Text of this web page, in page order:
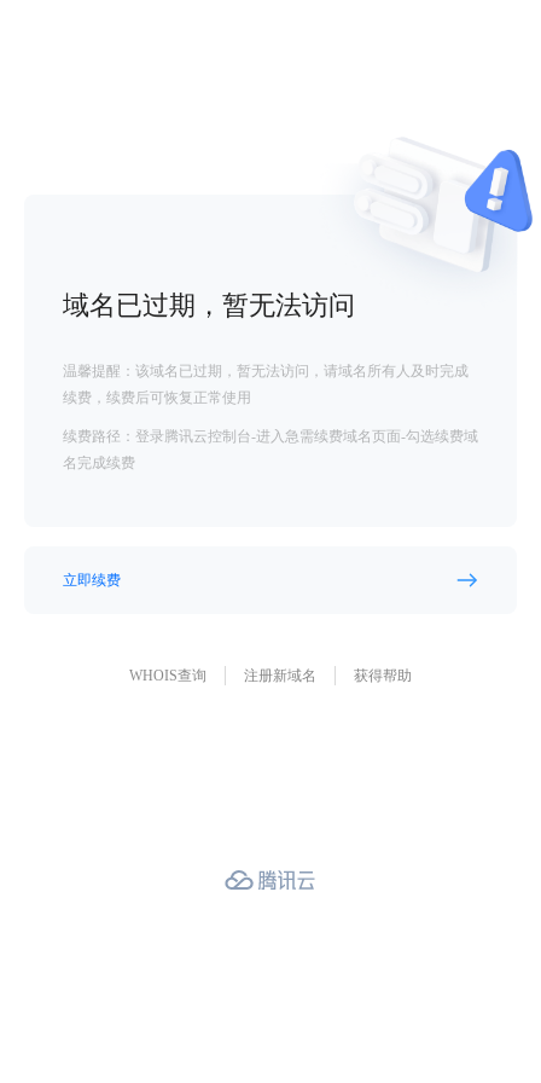
域名已过期，暂无法访问
温馨提醒：该域名已过期，暂无法访问，请域名所有人及时完成
续费，续费后可恢复正常使用
续费路径：登录腾讯云控制台-进入急需续费域名页面-勾选续费域
名完成续费
立即续费
WHOIS查询 注册新域名 获得帮助